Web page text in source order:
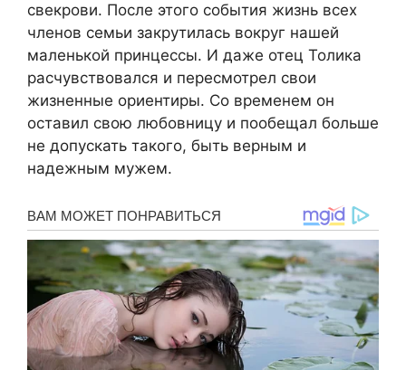
свекрови. После этого события жизнь всех
членов семьи закрутилась вокруг нашей
маленькой принцессы. И даже отец Толика
расчувствовался и пересмотрел свои
жизненные ориентиры. Со временем он
оставил свою любовницу и пообещал больше
не допускать такого, быть верным и
надежным мужем.